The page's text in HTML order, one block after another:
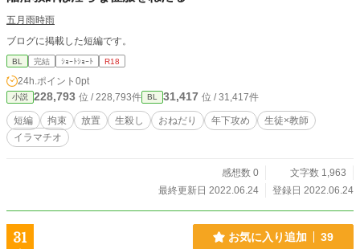
五月雨時雨
ブログに掲載した短編です。
BL 完結 ｼｮｰﾄｼｮｰﾄ R18
24h.ポイント 0pt
小説 228,793 位 / 228,793件 BL 31,417 位 / 31,417件
短編 拘束 放置 生殺し おねだり 年下攻め
生徒×教師
イラマチオ
感想数 0
文字数 1,963
最終更新日 2022.06.24
登録日 2022.06.24
31 お気に入り追加 39